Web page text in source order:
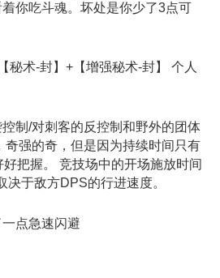
你吃斗魂。坏处是你少了3点可
术-封】+【增强秘术-封】 个人
/对刺客的反控制和野外的团体
奇强的奇，但是因为持续时间只有
把握。 竞技场中的开场施放时间
决于敌方DPS的行进速度。
点急速闪避